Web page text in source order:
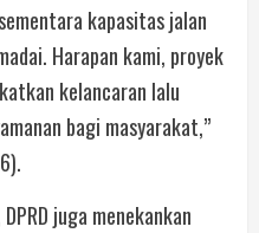
kapasitas jalan
Harapan kami, proyek
kelancaran lalu
bagi masyarakat,”
juga menekankan